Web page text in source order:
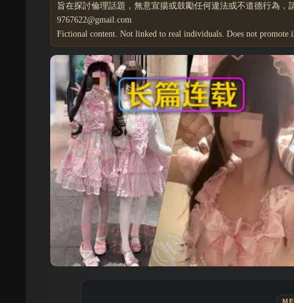
旨在探討倫理話題，無意宣揚或鼓勵任何違法或不道德行為
9767622@gmail.com
Fictional content. Not linked to real individuals. Does not